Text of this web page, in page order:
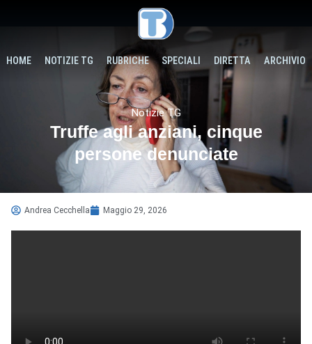
HOME NOTIZIE TG RUBRICHE SPECIALI DIRETTA ARCHIVIO
Notizie TG
Truffe agli anziani, cinque
persone denunciate
Andrea Cecchella Maggio 29, 2026